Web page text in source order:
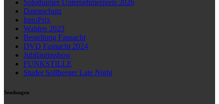
Solothurner Unternehmerpreis 2026
Datenschutz
InnoPrix
Wahlen 2023
Bestellung Fasnacht
DVD Fasnacht 2024
Jubiläumsshow
FUNKSTILLE
Studer Sollberger Late Night
Sendungen